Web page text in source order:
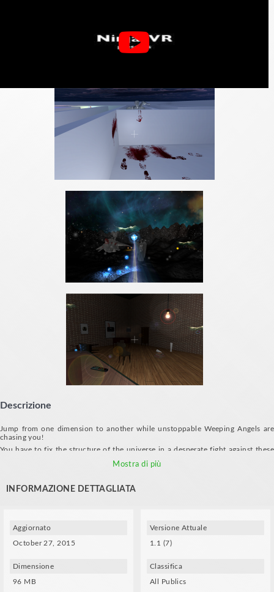
Descrizione
Jump from one dimension to another while unstoppable Weeping Angels are
chasing you!
You have to fix the structure of the universe in a desperate fight against these
head, do not blink but keep looking at them!
Mostra di più
INFORMAZIONE DETTAGLIATA
Aggiornato
October 27, 2015
Dimensione
96 MB
Versione Attuale
1.1 (7)
Classifica
All Publics